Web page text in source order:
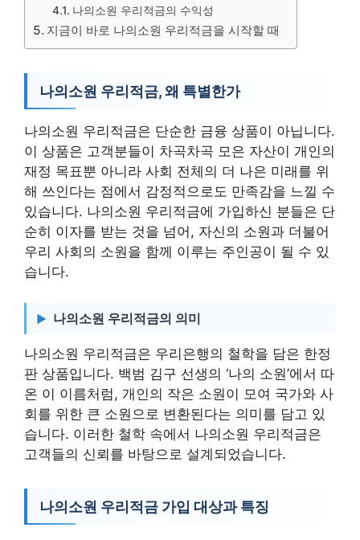
나의소원 우리적금의 수익성
지금이 바로 나의소원 우리적금을 시작할 때
나의소원 우리적금, 왜 특별한가
나의소원 우리적금은 단순한 금융 상품이 아닙니다.
이 상품은 고객분들이 차곡차곡 모은 자산이 개인의
재정 목표뿐 아니라 사회 전체의 더 나은 미래를 위
해 쓰인다는 점에서 감정적으로도 만족감을 느낄 수
있습니다. 나의소원 우리적금에 가입하신 분들은 단
순히 이자를 받는 것을 넘어, 자신의 소원과 더불어
우리 사회의 소원을 함께 이루는 주인공이 될 수 있
습니다.
나의소원 우리적금의 의미
나의소원 우리적금은 우리은행의 철학을 담은 한정
판 상품입니다. 백범 김구 선생의 ‘나의 소원’에서 따
온 이 이름처럼, 개인의 작은 소원이 모여 국가와 사
회를 위한 큰 소원으로 변환된다는 의미를 담고 있
습니다. 이러한 철학 속에서 나의소원 우리적금은
고객들의 신뢰를 바탕으로 설계되었습니다.
나의소원 우리적금 가입 대상과 특징